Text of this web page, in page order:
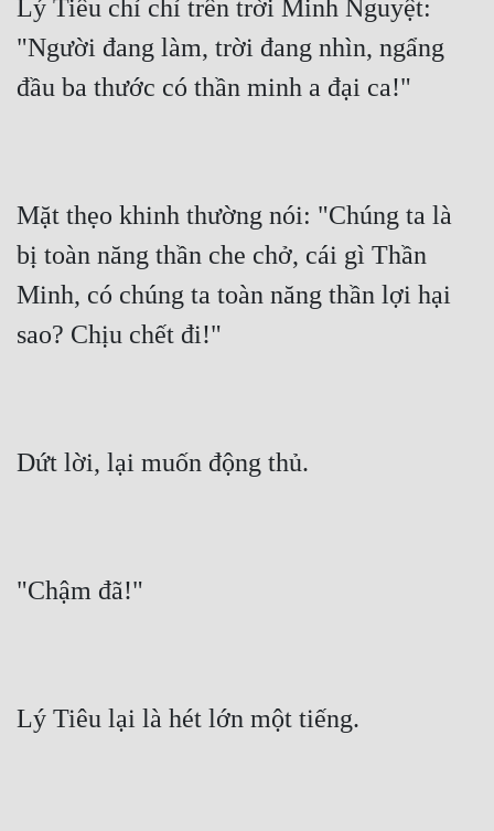
Lý Tiêu chỉ chỉ trên trời Minh Nguyệt:
"Người đang làm, trời đang nhìn, ngẩng
đầu ba thước có thần minh a đại ca!"
Mặt thẹo khinh thường nói: "Chúng ta là
bị toàn năng thần che chở, cái gì Thần
Minh, có chúng ta toàn năng thần lợi hại
sao? Chịu chết đi!"
Dứt lời, lại muốn động thủ.
"Chậm đã!"
Lý Tiêu lại là hét lớn một tiếng.